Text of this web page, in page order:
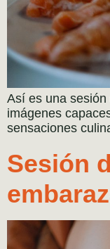
Así es una
imágenes
sensaciones
Sesión